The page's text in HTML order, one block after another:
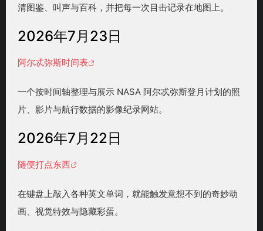
清图鉴、叫声与百科，并把每一次目击记录在地图上。
2026年7月23日
阿尔忒弥斯时间表
一个按时间轴整理与展示 NASA 阿尔忒弥斯登月计划的照
片、影片与航行数据的影像纪录网站。
2026年7月22日
随便打点东西
在键盘上敲入各种英文单词，就能触发意想不到的奇妙动
画、视觉特效与隐藏彩蛋。